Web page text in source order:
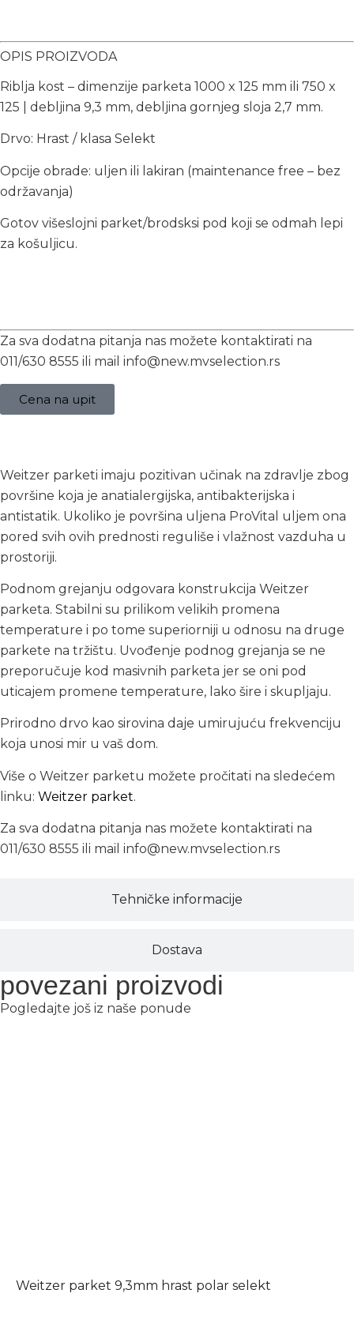
OPIS PROIZVODA
Riblja kost – dimenzije parketa 1000 x 125 mm ili 750 x
125 | debljina 9,3 mm, debljina gornjeg sloja 2,7 mm.
Drvo: Hrast / klasa Selekt
Opcije obrade: uljen ili lakiran (maintenance free – bez
održavanja)
Gotov višeslojni parket/brodsksi pod koji se odmah lepi
za košuljicu.
Za sva dodatna pitanja nas možete kontaktirati na
011/630 8555 ili mail info@new.mvselection.rs
Cena na upit
Tehničke informacije
Dostava
Weitzer parketi imaju pozitivan učinak na zdravlje zbog
površine koja je anatialergijska, antibakterijska i
antistatik. Ukoliko je površina uljena ProVital uljem ona
pored svih ovih prednosti reguliše i vlažnost vazduha u
prostoriji.
Podnom grejanju odgovara konstrukcija Weitzer
parketa. Stabilni su prilikom velikih promena
temperature i po tome superiorniji u odnosu na druge
parkete na tržištu. Uvođenje podnog grejanja se ne
preporučuje kod masivnih parketa jer se oni pod
uticajem promene temperature, lako šire i skupljaju.
Prirodno drvo kao sirovina daje umirujuću frekvenciju
koja unosi mir u vaš dom.
Više o Weitzer parketu možete pročitati na sledećem
linku: Weitzer parket.
Za sva dodatna pitanja nas možete kontaktirati na
011/630 8555 ili mail info@new.mvselection.rs
povezani proizvodi
Pogledajte još iz naše ponude
Weitzer parket 9,3mm hrast polar selekt